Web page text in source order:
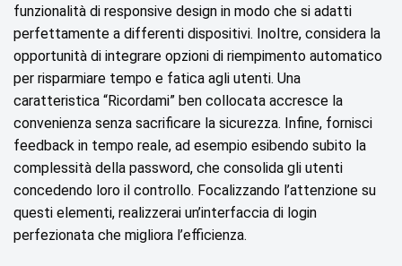
funzionalità di responsive design in modo che si adatti
perfettamente a differenti dispositivi. Inoltre, considera la
opportunità di integrare opzioni di riempimento automatico
per risparmiare tempo e fatica agli utenti. Una
caratteristica “Ricordami” ben collocata accresce la
convenienza senza sacrificare la sicurezza. Infine, fornisci
feedback in tempo reale, ad esempio esibendo subito la
complessità della password, che consolida gli utenti
concedendo loro il controllo. Focalizzando l’attenzione su
questi elementi, realizzerai un’interfaccia di login
perfezionata che migliora l’efficienza.